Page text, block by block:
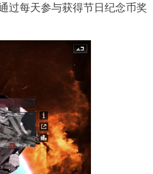
过每天参与获得节日纪念币奖